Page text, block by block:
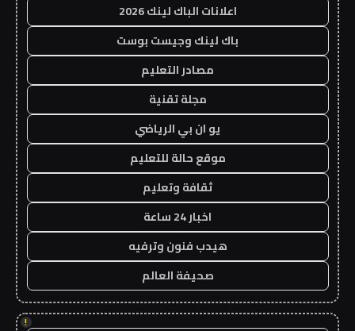
اعلانات الباك لينك 2026
باك لينك وجيست بوست
مصادر التعليم
مجلة تقنية
يو ان بي الرياضي
موقع حالة للتعليم
ثقافة وتعليم
اخبار 24 ساعة
هيدب فنون وترفيه
صحيفة العالم
!